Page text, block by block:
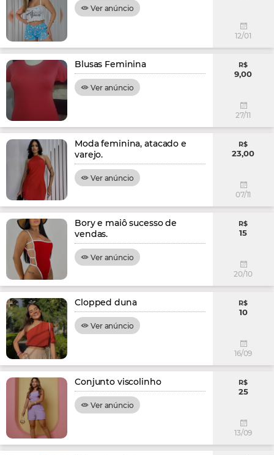
Ver anúncio
12/01
Blusas Feminina
Ver anúncio
R$
9,00
27/11
Moda feminina, atacado e
varejo.
Ver anúncio
R$
23,00
07/11
Bory e maiô sucesso de
vendas.
Ver anúncio
R$
15
20/10
Clopped duna
Ver anúncio
R$
10
16/09
Conjunto viscolinho
Ver anúncio
R$
25
13/09